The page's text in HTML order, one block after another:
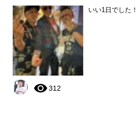
いい1日でした！
312